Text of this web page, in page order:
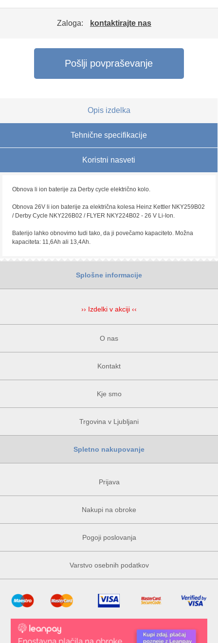
Zaloga: kontaktirajte nas
Pošlji povpraševanje
Opis izdelka
Tehnične specifikacije
Koristni nasveti
Obnova li ion baterije za Derby cycle električno kolo.
Obnova 26V li ion baterije za električna kolesa Heinz Kettler NKY259B02
/ Derby Cycle NKY226B02 / FLYER NKY224B02 - 26 V Li-Ion.
Baterijo lahko obnovimo tudi tako, da ji povečamo kapaciteto. Možna
kapaciteta: 11,6Ah ali 13,4Ah.
Splošne informacije
›› Izdelki v akciji ‹‹
O nas
Kontakt
Kje smo
Trgovina v Ljubljani
Spletno nakupovanje
Prijava
Nakupi na obroke
Pogoji poslovanja
Varstvo osebnih podatkov